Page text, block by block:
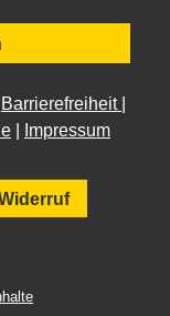
Barrierefreiheit
Impressum